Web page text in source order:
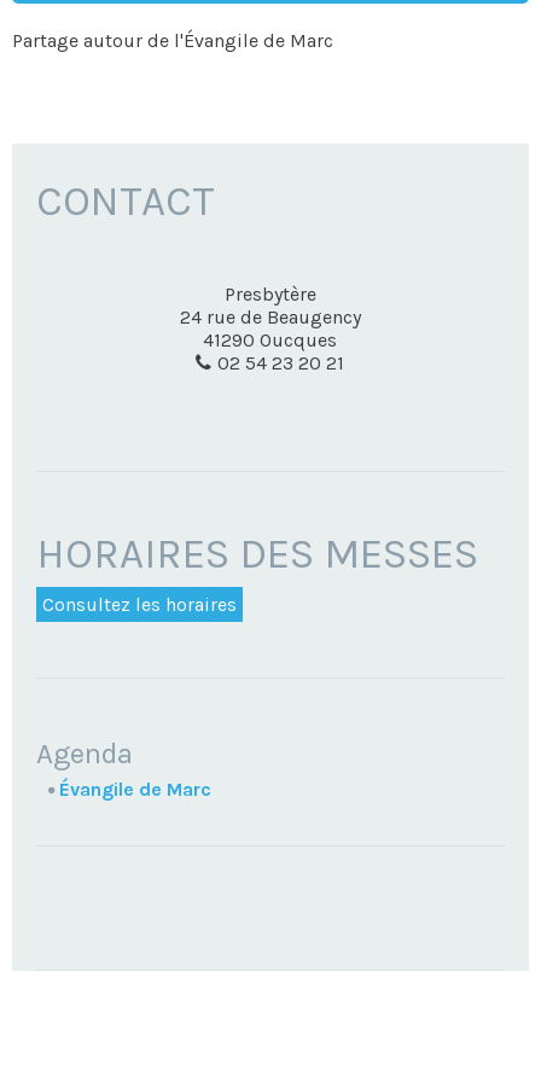
Partage autour de l'Évangile de Marc
CONTACT
Presbytère
24 rue de Beaugency
41290 Oucques
02 54 23 20 21
HORAIRES DES MESSES
Consultez les horaires
NAVIGATION
Agenda
Évangile de Marc